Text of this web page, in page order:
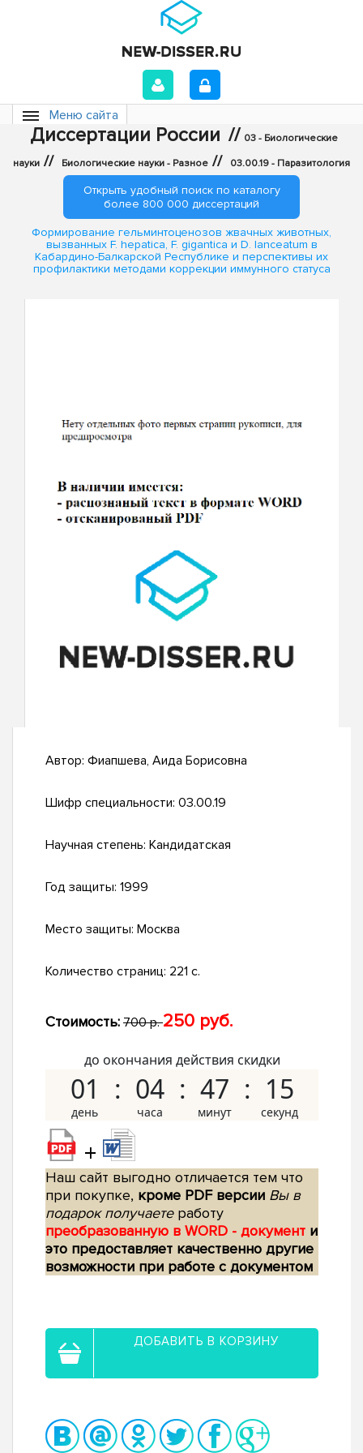
Меню сайта
Диссертации России // 03 - Биологические
науки // Биологические науки - Разное // 03.00.19 - Паразитология
Открыть удобный поиск по каталогу
более 800 000 диссертаций
Формирование гельминтоценозов жвачных животных,
вызванных F. hepatica, F. gigantica и D. lanceatum в
Кабардино-Балкарской Республике и перспективы их
профилактики методами коррекции иммунного статуса
Автор: Фиапшева, Аида Борисовна
Шифр специальности: 03.00.19
Научная степень: Кандидатская
Год защиты: 1999
Место защиты: Москва
Количество страниц: 221 с.
Стоимость: 700 р.250 руб.
до окончания действия скидки
01 04 47 14
+
Наш сайт выгодно отличается тем что
при покупке, кроме PDF версии Вы в
подарок получаетеработу
преобразованную в WORD - документ и
это предоставляет качественно другие
возможности при работе с документом
ДОБАВИТЬ В КОРЗИНУ